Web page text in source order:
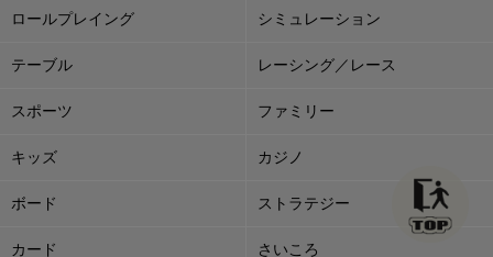
ロールプレイング シミュレーション
テーブル レーシング／レース
スポーツ ファミリー
キッズ カジノ
ボード ストラテジー
カード さいころ